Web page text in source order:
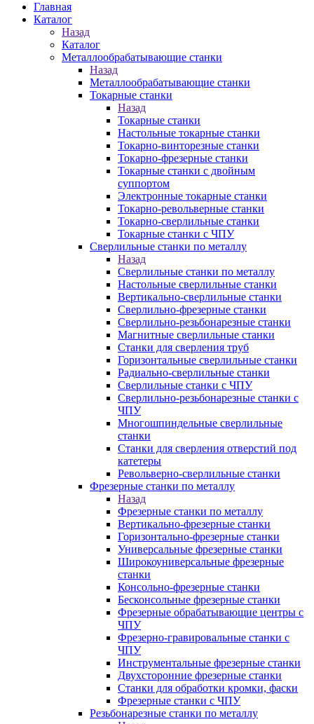
Главная
Каталог
Назад
Каталог
Металлообрабатывающие станки
Назад
Металлообрабатывающие станки
Токарные станки
Назад
Токарные станки
Настольные токарные станки
Токарно-винторезные станки
Токарно-фрезерные станки
Токарные станки с двойным
суппортом
Электронные токарные станки
Токарно-револьверные станки
Токарно-сверлильные станки
Токарные станки с ЧПУ
Сверлильные станки по металлу
Назад
Сверлильные станки по металлу
Настольные сверлильные станки
Вертикально-сверлильные станки
Сверлильно-фрезерные станки
Сверлильно-резьбонарезные станки
Магнитные сверлильные станки
Станки для сверления труб
Горизонтальные сверлильные станки
Радиально-сверлильные станки
Сверлильные станки с ЧПУ
Сверлильно-резьбонарезные станки с
ЧПУ
Многошпиндельные сверлильные
станки
Станки для сверления отверстий под
катетеры
Револьверно-сверлильные станки
Фрезерные станки по металлу
Назад
Фрезерные станки по металлу
Вертикально-фрезерные станки
Горизонтально-фрезерные станки
Универсальные фрезерные станки
Широкоуниверсальные фрезерные
станки
Консольно-фрезерные станки
Бесконсольные фрезерные станки
Фрезерные обрабатывающие центры с
ЧПУ
Фрезерно-гравировальные станки с
ЧПУ
Инструментальные фрезерные станки
Двухсторонние фрезерные станки
Станки для обработки кромки, фаски
Фрезерные станки с ЧПУ
Резьбонарезные станки по металлу